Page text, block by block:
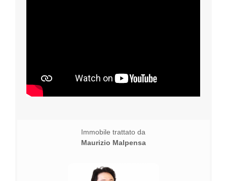
Immobile trattato da
Maurizio Malpensa